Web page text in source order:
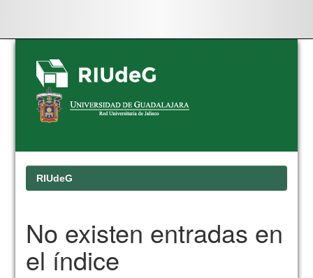
Skip
navigation
RIUdeG
No existen entradas en
el índice